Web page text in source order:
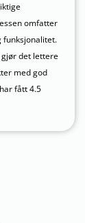
omfatter
funksjonalitet.
det lettere
med god
fått 4.5